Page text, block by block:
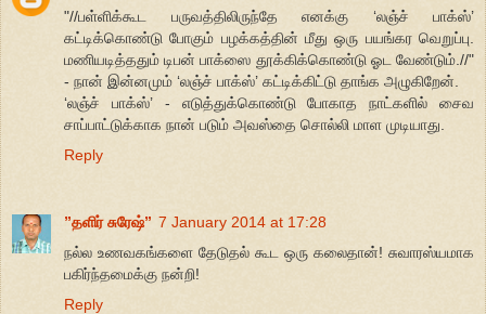
"//பள்ளிக்கூட பருவத்திலிருந்தே எனக்கு ‘லஞ்ச் பாக்ஸ்’
கட்டிக்கொண்டு போகும் பழக்கத்தின் மீது ஒரு பயங்கர வெறுப்பு.
மணியடித்ததும் டிபன் பாக்ஸை தூக்கிக்கொண்டு ஓட வேண்டும்.//"
- நான் இன்னமும் ‘லஞ்ச் பாக்ஸ்’ கட்டிக்கிட்டு தாங்க அழுகிறேன்.
‘லஞ்ச் பாக்ஸ்’ - எடுத்துக்கொண்டு போகாத நாட்களில் சைவ
சாப்பாட்டுக்காக நான் படும் அவஸ்தை சொல்லி மாள முடியாது.
Reply
”தளிர் சுரேஷ்” 7 January 2014 at 17:28
நல்ல உணவகங்களை தேடுதல் கூட ஒரு கலைதான்! சுவாரஸ்யமாக
பகிர்ந்தமைக்கு நன்றி!
Reply